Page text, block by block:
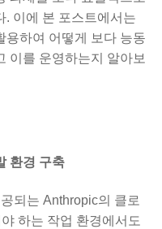
. 이에 본 포스트에서는
용하여 어떻게 보다 능동
이를 운영하는지 알아보
환경 구축
되는 Anthropic의 클로
하는 작업 환경에서도